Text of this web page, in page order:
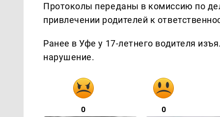
Протоколы переданы в комиссию по
привлечении родителей к
Ранее в Уфе у 17-летнего водителя
нарушение.
0 0